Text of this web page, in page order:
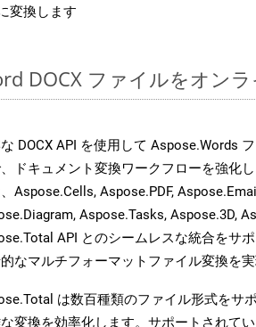
変換します
DOCX ファイルをオン
DOCX API を使用して Aspose.Words
ドキュメント変換ワークフローを強化
Aspose.Cells, Aspose.PDF,
Aspose.Tasks, Aspose.3D,
API とのシームレスな統合をサ
なマルチフォーマットファイル変換を
は数百種類のファイル形式をサ
変換を効率化します。サポートされて